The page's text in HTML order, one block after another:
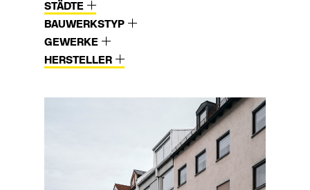
STÄDTE
BAUWERKSTYP
GEWERKE
HERSTELLER